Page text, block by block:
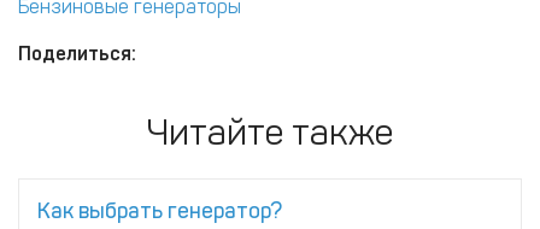
Бензиновые генераторы
Поделиться:
Читайте также
Как выбрать генератор?